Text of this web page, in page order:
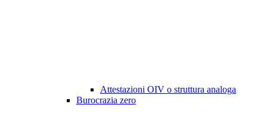
Attestazioni OIV o struttura analoga
Burocrazia zero